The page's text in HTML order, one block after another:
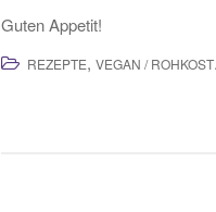
Guten Appetit!
REZEPTE, VEGAN / ROHKOST.